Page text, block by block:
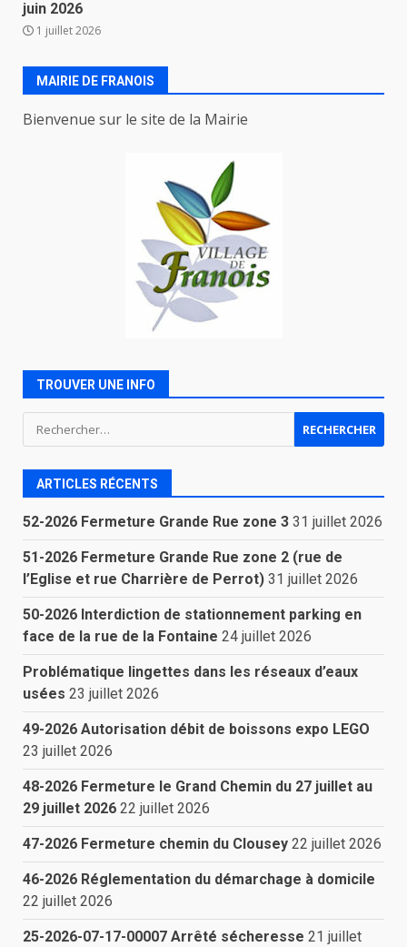
juin 2026
1 juillet 2026
MAIRIE DE FRANOIS
Bienvenue sur le site de la Mairie
TROUVER UNE INFO
Rechercher :
ARTICLES RÉCENTS
52-2026 Fermeture Grande Rue zone 3 31 juillet 2026
51-2026 Fermeture Grande Rue zone 2 (rue de
l’Eglise et rue Charrière de Perrot) 31 juillet 2026
50-2026 Interdiction de stationnement parking en
face de la rue de la Fontaine 24 juillet 2026
Problématique lingettes dans les réseaux d’eaux
usées 23 juillet 2026
49-2026 Autorisation débit de boissons expo LEGO
23 juillet 2026
48-2026 Fermeture le Grand Chemin du 27 juillet au
29 juillet 2026 22 juillet 2026
47-2026 Fermeture chemin du Clousey 22 juillet 2026
46-2026 Réglementation du démarchage à domicile
22 juillet 2026
25-2026-07-17-00007 Arrêté sécheresse 21 juillet